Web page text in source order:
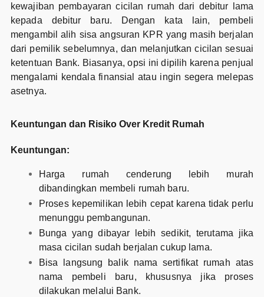
kewajiban pembayaran cicilan rumah dari debitur lama
kepada debitur baru. Dengan kata lain, pembeli
mengambil alih sisa angsuran KPR yang masih berjalan
dari pemilik sebelumnya, dan melanjutkan cicilan sesuai
ketentuan Bank. Biasanya, opsi ini dipilih karena penjual
mengalami kendala finansial atau ingin segera melepas
asetnya.
Keuntungan dan Risiko Over Kredit Rumah
Keuntungan:
Harga rumah cenderung lebih murah
dibandingkan membeli rumah baru.
Proses kepemilikan lebih cepat karena tidak perlu
menunggu pembangunan.
Bunga yang dibayar lebih sedikit, terutama jika
masa cicilan sudah berjalan cukup lama.
Bisa langsung balik nama sertifikat rumah atas
nama pembeli baru, khususnya jika proses
dilakukan melalui Bank.